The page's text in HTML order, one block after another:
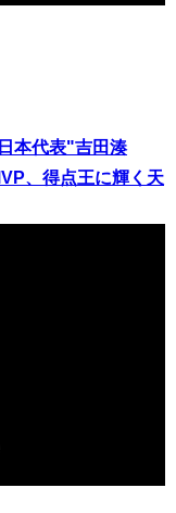
本代表"吉田湊
、得点王に輝く天